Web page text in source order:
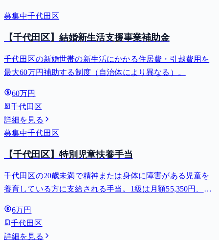
募集中千代田区
【千代田区】結婚新生活支援事業補助金
千代田区の新婚世帯の新生活にかかる住居費・引越費用を
最大60万円補助する制度（自治体により異なる）。
60万円
千代田区
詳細を見る
募集中千代田区
【千代田区】特別児童扶養手当
千代田区の20歳未満で精神または身体に障害がある児童を
養育している方に支給される手当。1級は月額55,350円、2
6万円
千代田区
詳細を見る